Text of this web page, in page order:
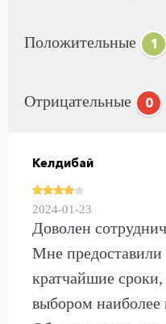
Положительные 1
Отрицательные 0
Келдибай
2024-01-23
Доволен
Мне
кратчайшие
выбором